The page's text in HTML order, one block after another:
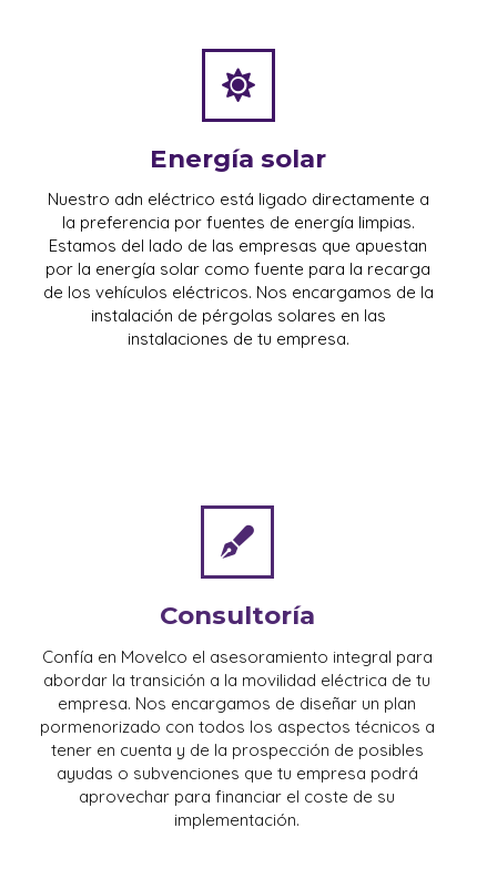
Energía solar
Nuestro adn eléctrico está ligado directamente a
la preferencia por fuentes de energía limpias.
Estamos del lado de las empresas que apuestan
por la energía solar como fuente para la recarga
de los vehículos eléctricos. Nos encargamos de la
instalación de pérgolas solares en las
instalaciones de tu empresa.
Consultoría
Confía en Movelco el asesoramiento integral para
abordar la transición a la movilidad eléctrica de tu
empresa. Nos encargamos de diseñar un plan
pormenorizado con todos los aspectos técnicos a
tener en cuenta y de la prospección de posibles
ayudas o subvenciones que tu empresa podrá
aprovechar para financiar el coste de su
implementación.